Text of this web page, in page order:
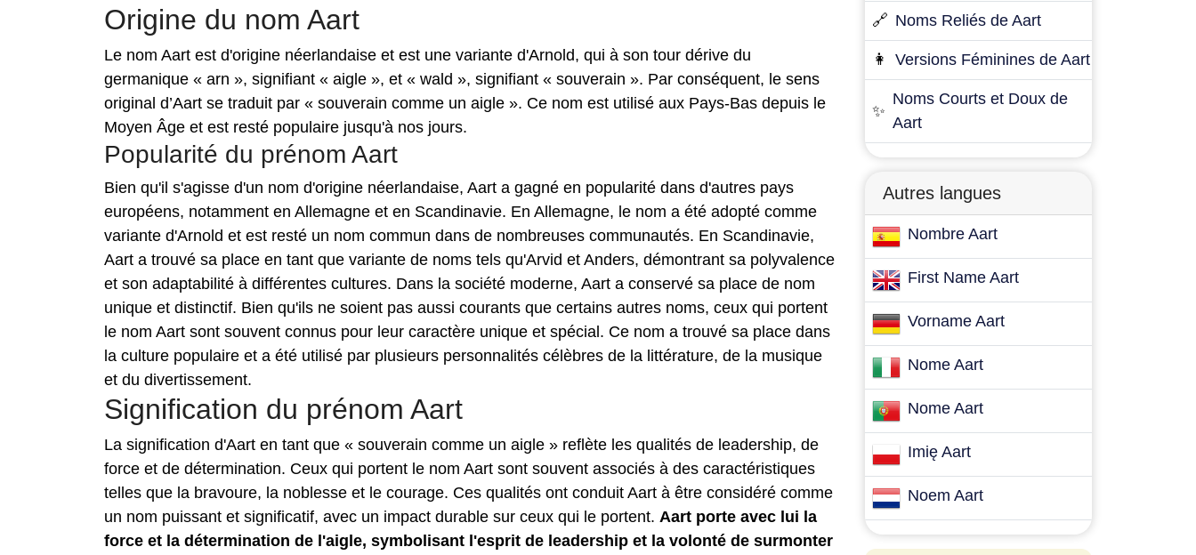
Origine du nom Aart
Le nom Aart est d'origine néerlandaise et est une variante d'Arnold, qui à son tour dérive du
germanique « arn », signifiant « aigle », et « wald », signifiant « souverain ». Par conséquent, le sens
original d’Aart se traduit par « souverain comme un aigle ». Ce nom est utilisé aux Pays-Bas depuis le
Moyen Âge et est resté populaire jusqu'à nos jours.
Popularité du prénom Aart
Bien qu'il s'agisse d'un nom d'origine néerlandaise, Aart a gagné en popularité dans d'autres pays
européens, notamment en Allemagne et en Scandinavie. En Allemagne, le nom a été adopté comme
variante d'Arnold et est resté un nom commun dans de nombreuses communautés. En Scandinavie,
Aart a trouvé sa place en tant que variante de noms tels qu'Arvid et Anders, démontrant sa polyvalence
et son adaptabilité à différentes cultures. Dans la société moderne, Aart a conservé sa place de nom
unique et distinctif. Bien qu'ils ne soient pas aussi courants que certains autres noms, ceux qui portent
le nom Aart sont souvent connus pour leur caractère unique et spécial. Ce nom a trouvé sa place dans
la culture populaire et a été utilisé par plusieurs personnalités célèbres de la littérature, de la musique
et du divertissement.
Signification du prénom Aart
La signification d'Aart en tant que « souverain comme un aigle » reflète les qualités de leadership, de
force et de détermination. Ceux qui portent le nom Aart sont souvent associés à des caractéristiques
telles que la bravoure, la noblesse et le courage. Ces qualités ont conduit Aart à être considéré comme
un nom puissant et significatif, avec un impact durable sur ceux qui le portent. Aart porte avec lui la
force et la détermination de l'aigle, symbolisant l'esprit de leadership et la volonté de surmonter
🔗 Noms Reliés de Aart
👩 Versions Féminines de Aart
✨
Noms Courts et Doux de
Aart
Autres langues
Nombre Aart
First Name Aart
Vorname Aart
Nome Aart
Nome Aart
Imię Aart
Noem Aart